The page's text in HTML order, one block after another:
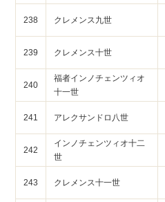
238 クレメンス九世
239 クレメンス十世
240
福者インノチェンツィオ
十一世
241 アレクサンドロ八世
242
インノチェンツィオ十二
世
243 クレメンス十一世